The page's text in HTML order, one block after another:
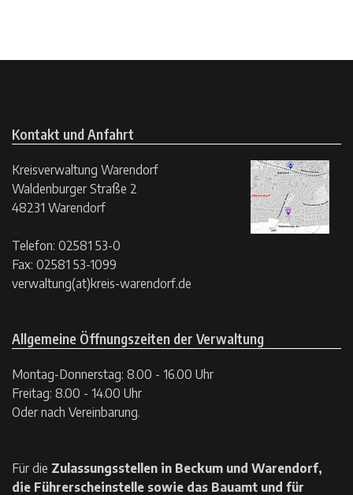
Kontakt und Anfahrt
Kreisverwaltung Warendorf
Waldenburger Straße 2
48231 Warendorf
Telefon: 02581 53-0
Fax: 02581 53-1099
verwaltung(at)kreis-warendorf.de
Allgemeine Öffnungszeiten der Verwaltung
Montag-Donnerstag: 8.00 - 16.00 Uhr
Freitag: 8.00 - 14.00 Uhr
Oder nach Vereinbarung.
Für die Zulassungsstellen in Beckum und Warendorf,
die Führerscheinstelle sowie das Bauamt und für